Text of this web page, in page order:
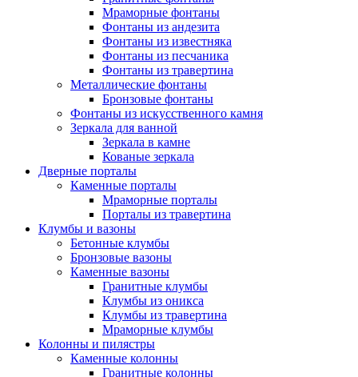
Мраморные фонтаны
Фонтаны из андезита
Фонтаны из известняка
Фонтаны из песчаника
Фонтаны из травертина
Металлические фонтаны
Бронзовые фонтаны
Фонтаны из искусственного камня
Зеркала для ванной
Зеркала в камне
Кованые зеркала
Дверные порталы
Каменные порталы
Мраморные порталы
Порталы из травертина
Клумбы и вазоны
Бетонные клумбы
Бронзовые вазоны
Каменные вазоны
Гранитные клумбы
Клумбы из оникса
Клумбы из травертина
Мраморные клумбы
Колонны и пилястры
Каменные колонны
Гранитные колонны